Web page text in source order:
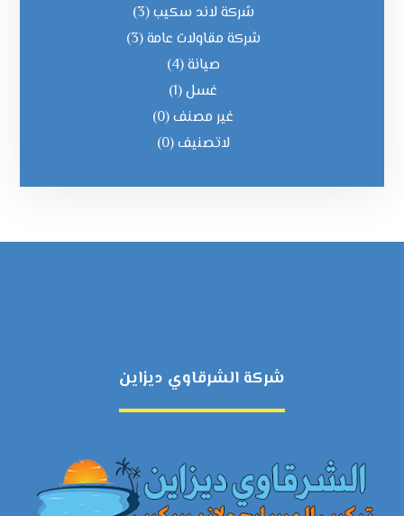
شركة لاند سكيب(3)
شركة مقاولات عامة(3)
صيانة(4)
غسل(1)
غير مصنف(0)
لاتصنیف(0)
شركة الشرقاوي ديزاين